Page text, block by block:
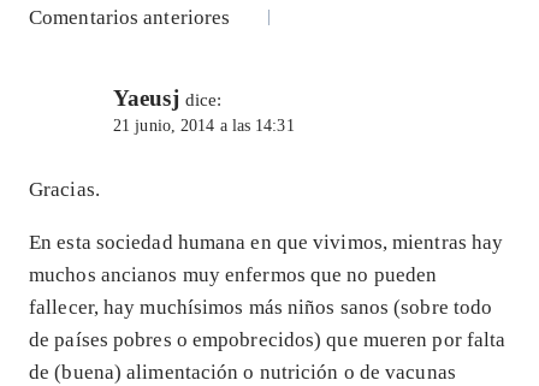
Navegación
comentarios
Comentarios anteriores
Yaeusj dice:
21 junio, 2014 a las 14:31
Gracias.
En esta sociedad humana en que vivimos, mientras hay
muchos ancianos muy enfermos que no pueden
fallecer, hay muchísimos más niños sanos (sobre todo
de países pobres o empobrecidos) que mueren por falta
de (buena) alimentación o nutrición o de vacunas